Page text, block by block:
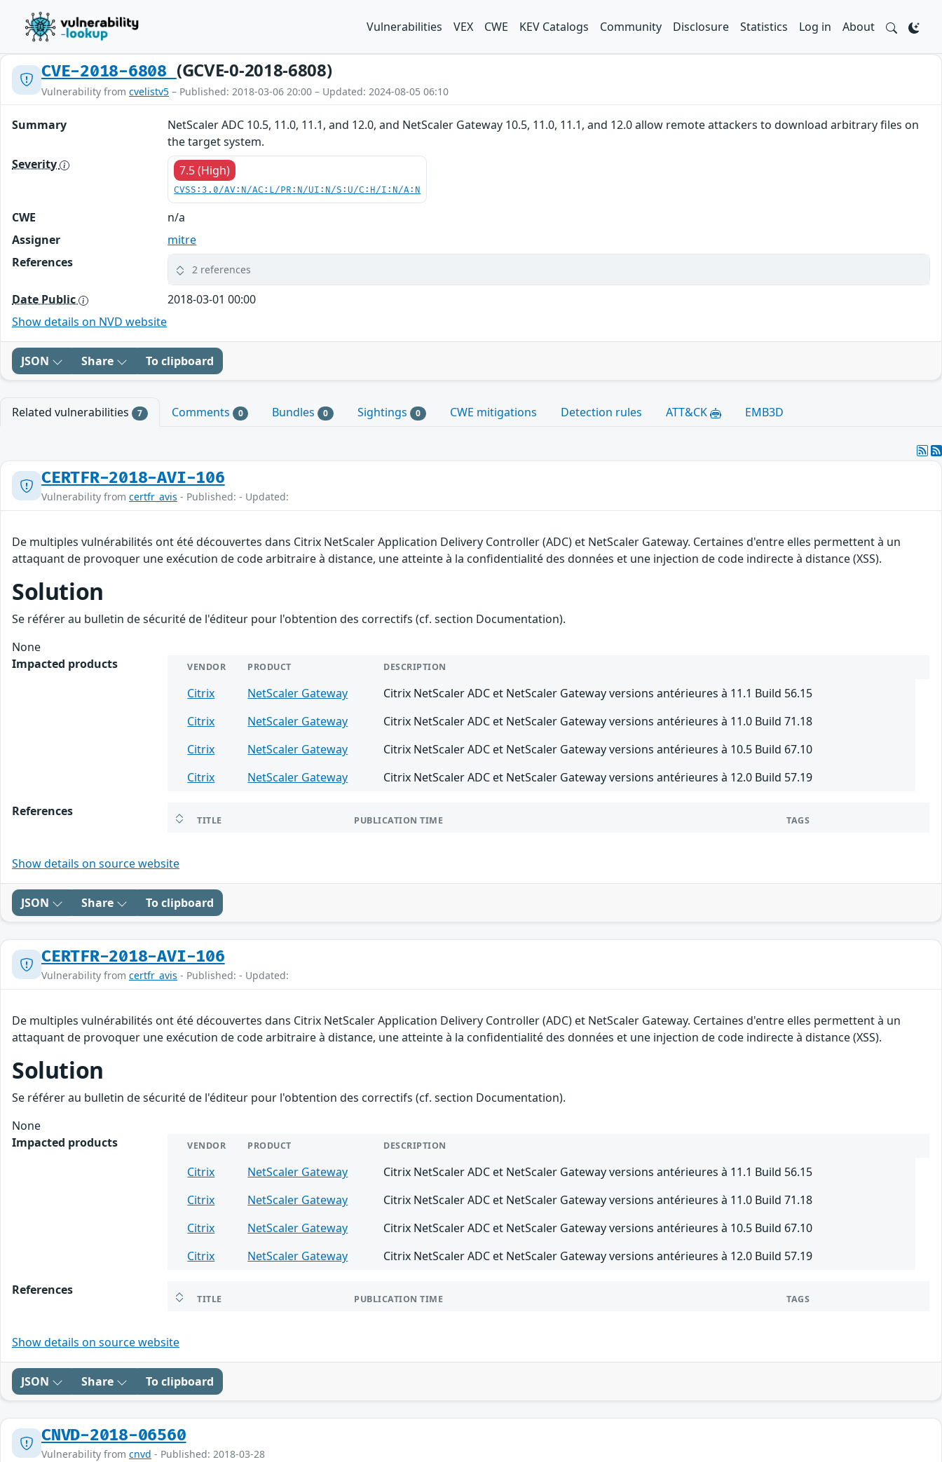
Vulnerabilities VEX CWE KEV Catalogs Community Disclosure Statistics Log in About
CVE-2018-6808 (GCVE-0-2018-6808)
Vulnerability from cvelistv5 – Published: 2018-03-06 20:00 – Updated: 2024-08-05 06:10
Summary
NetScaler ADC 10.5, 11.0, 11.1, and 12.0, and NetScaler Gateway 10.5, 11.0, 11.1, and 12.0 allow remote attackers to download arbitrary files on
the target system.
Severity
7.5 (High)
CVSS:3.0/AV:N/AC:L/PR:N/UI:N/S:U/C:H/I:N/A:N
CWE
n/a
Assigner
mitre
References
2 references
Date Public
2018-03-01 00:00
Show details on NVD website
JSON Share To clipboard
Related vulnerabilities 7 Comments 0 Bundles 0 Sightings 0 CWE mitigations Detection rules ATT&CK EMB3D
CERTFR-2018-AVI-106
Vulnerability from certfr_avis - Published: - Updated:
De multiples vulnérabilités ont été découvertes dans Citrix NetScaler Application Delivery Controller (ADC) et NetScaler Gateway. Certaines d'entre elles permettent à un
attaquant de provoquer une exécution de code arbitraire à distance, une atteinte à la confidentialité des données et une injection de code indirecte à distance (XSS).
Solution
Se référer au bulletin de sécurité de l'éditeur pour l'obtention des correctifs (cf. section Documentation).
None
Impacted products
VENDOR PRODUCT DESCRIPTION
Citrix NetScaler Gateway
Citrix NetScaler ADC et NetScaler Gateway versions antérieures à 11.1 Build 56.15
Citrix
NetScaler Gateway
Citrix NetScaler ADC et NetScaler Gateway versions antérieures à 11.0 Build 71.18
Citrix
NetScaler Gateway
Citrix NetScaler ADC et NetScaler Gateway versions antérieures à 10.5 Build 67.10
Citrix
NetScaler Gateway Citrix NetScaler ADC et NetScaler Gateway versions antérieures à 12.0 Build 57.19
References
TITLE PUBLICATION TIME TAGS
Show details on source website
JSON Share To clipboard
CERTFR-2018-AVI-106
Vulnerability from certfr_avis - Published: - Updated:
De multiples vulnérabilités ont été découvertes dans Citrix NetScaler Application Delivery Controller (ADC) et NetScaler Gateway. Certaines d'entre elles permettent à un
attaquant de provoquer une exécution de code arbitraire à distance, une atteinte à la confidentialité des données et une injection de code indirecte à distance (XSS).
Solution
Se référer au bulletin de sécurité de l'éditeur pour l'obtention des correctifs (cf. section Documentation).
None
Impacted products
VENDOR PRODUCT DESCRIPTION
Citrix NetScaler Gateway
Citrix NetScaler ADC et NetScaler Gateway versions antérieures à 11.1 Build 56.15
Citrix
NetScaler Gateway
Citrix NetScaler ADC et NetScaler Gateway versions antérieures à 11.0 Build 71.18
Citrix
NetScaler Gateway
Citrix NetScaler ADC et NetScaler Gateway versions antérieures à 10.5 Build 67.10
Citrix
NetScaler Gateway Citrix NetScaler ADC et NetScaler Gateway versions antérieures à 12.0 Build 57.19
References
TITLE PUBLICATION TIME TAGS
Show details on source website
JSON Share To clipboard
CNVD-2018-06560
Vulnerability from cnvd - Published: 2018-03-28